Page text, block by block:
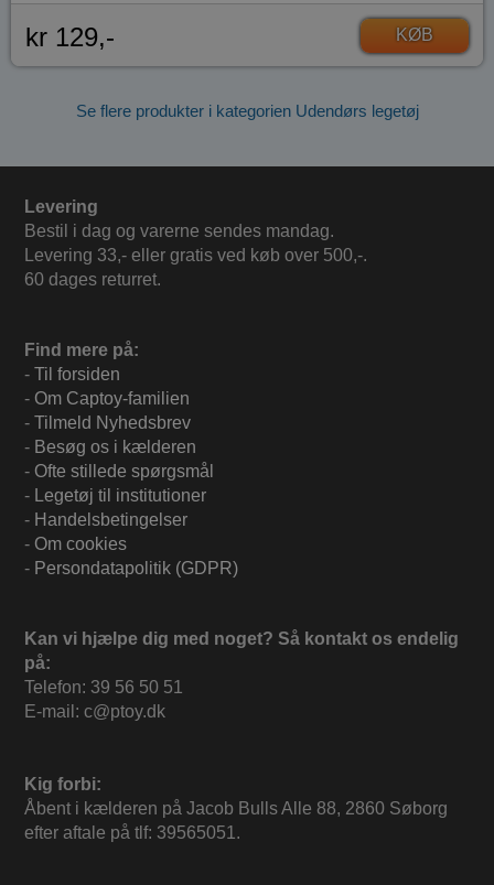
kr 129,- KØB
Se flere produkter i kategorien Udendørs legetøj
Levering
Bestil i dag og varerne sendes mandag.
Levering 33,- eller gratis ved køb over 500,-.
60 dages returret.
Find mere på:
- Til forsiden
- Om Captoy-familien
- Tilmeld Nyhedsbrev
- Besøg os i kælderen
- Ofte stillede spørgsmål
- Legetøj til institutioner
- Handelsbetingelser
- Om cookies
- Persondatapolitik (GDPR)
Kan vi hjælpe dig med noget? Så kontakt os endelig
på:
Telefon: 39 56 50 51
E-mail: c@ptoy.dk
Kig forbi:
Åbent i kælderen på Jacob Bulls Alle 88, 2860 Søborg
efter aftale på tlf: 39565051.